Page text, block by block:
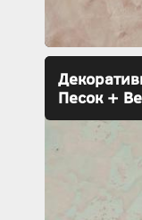
Песок +